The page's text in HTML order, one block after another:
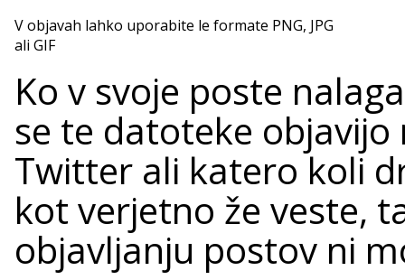
V objavah lahko uporabite le formate PNG, JPG
ali GIF
Ko v svoje poste
se te datoteke
Twitter ali katero koli
kot verjetno že veste,
objavljanju postov ni